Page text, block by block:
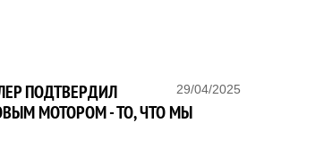
29/04/2025
ПОДТВЕРДИЛ
МОТОРОМ - ТО, ЧТО МЫ